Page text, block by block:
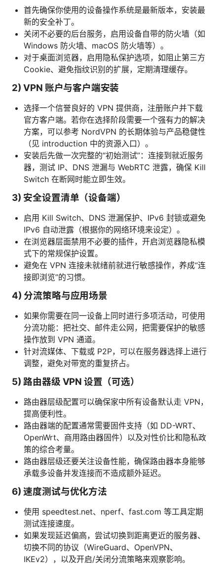
首先确保你使用的设备操作系统是最新版本，安装最
新的安全补丁。
关闭不必要的后台服务，启用设备自带的防火墙（如
Windows 防火墙、macOS 防火墙等）。
对于桌面浏览器，启用隐私保护选项，如阻止第三方
Cookie、避免指纹识别的扩展，定期清理缓存。
2) VPN 账户与客户端安装
选择一个信誉良好的 VPN 提供商，注册账户并下载
官方客户端。若你在选择阶段需要一个强有力的解决
方案，可以参考 NordVPN 的长期体验与产品稳健性
（见 introduction 中的资源入口）。
安装后先做一次完整的“初始测试”：连接到就近服务
器，测试 IP、DNS 泄漏与 WebRTC 泄露，确保 Kill
Switch 在断网时能立即生效。
3) 安全设置清单（设备端）
启用 Kill Switch、DNS 泄漏保护、IPv6 封锁或避免
IPv6 自动泄露（根据你的网络环境来设定）。
在浏览器层面禁用不必要的插件，开启浏览器隐私模
式下的常规保护设置。
避免在 VPN 连接未就绪前就进行敏感操作，养成“连
接即浏览”的习惯。
4) 分流策略与应用场景
如果你需要在同一设备上同时进行多项活动，可使用
分流功能：把社交、邮件走公网，把需要保护的敏感
操作放到 VPN 通道。
针对流媒体、下载或 P2P，可以在服务器选择上进行
调整，避免对带宽的重复挤占。
5) 路由器级 VPN 设置（可选）
路由器层级配置可以确保家中所有设备默认走 VPN，
提高便利性。
路由器端的配置通常需要固件支持（如 DD-WRT、
OpenWrt、商用路由器固件）以及对性价比和隐私政
策的综合考量。
路由器层级还要关注设备性能，确保路由器本身能够
承载多设备并发连接而不造成额外延迟。
6) 速度测试与优化方法
使用 speedtest.net、nperf、fast.com 等工具定期
测试连接速度。
如果发现延迟偏高，尝试切换到距离更近的服务器、
切换不同的协议（WireGuard、OpenVPN、
IKEv2），以及开启/关闭分流策略来观察影响。